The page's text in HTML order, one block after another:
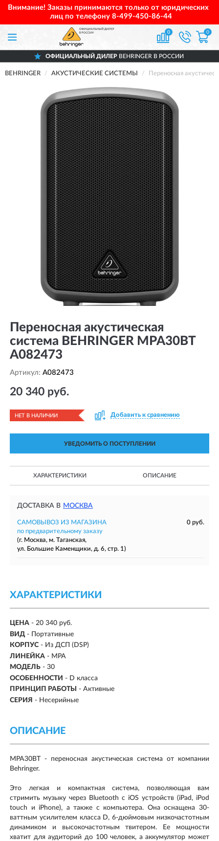
Внимание! Заказы принимаются только от юридических
лиц по телефону 8-499-450-86-44
0 0
ОФИЦИАЛЬНЫЙ ДИЛЕР BEHRINGER В РОССИИ
BEHRINGER АКУСТИЧЕСКИЕ СИСТЕМЫ Переносная
Переносная акустическая
система BEHRINGER MPA30BT
A082473
Артикул: A082473
20 340 руб.
НЕТ В НАЛИЧИИ Добавить к сравнению
УВЕДОМИТЬ О ПОСТУПЛЕНИИ
ХАРАКТЕРИСТИКИ ОПИСАНИЕ
ДОСТАВКА В МОСКВА
САМОВЫВОЗ ИЗ МАГАЗИНА
0 руб.
по предварительному заказу
(г. Москва, м. Таганская,
ул. Большие Каменщики, д. 6, стр. 1)
ХАРАКТЕРИСТИКИ
ЦЕНА - 20 340 руб.
ВИД - Портативные
КОРПУС - Из ДСП (DSP)
ЛИНЕЙКА - MPA
МОДЕЛЬ - 30
ОСОБЕННОСТИ - D класса
ПРИНЦИП РАБОТЫ
- Активные
СЕРИЯ - Несерийные
ОПИСАНИЕ
MPA30BT - переносная акустическая система от компании
Behringer.
Это легкая и компактная система, позволяющая вам
стримить музыку через Bluetooth с iOS устройств (iPad, iPod
touch и iPhone), а также с компьютера. Она оснащена 30-
ваттным усилителем класса D, 6-дюймовым низкочастотным
динамиком и высокочастотным твитером. Ее мощности
хватит для аудиторий до 100 человек, а аккумулятор может